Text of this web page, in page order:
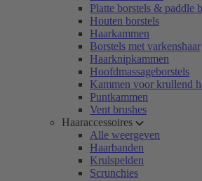
Platte borstels & paddle
Houten borstels
Haarkammen
Borstels met varkenshaar
Haarknipkammen
Hoofdmassageborstels
Kammen voor krullend
Puntkammen
Vent brushes
Haaraccessoires
Alle weergeven
Haarbanden
Krulspelden
Scrunchies